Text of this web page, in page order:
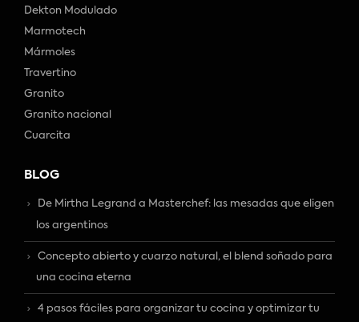
Dekton Modulado
Marmotech
Mármoles
Travertino
Granito
Granito nacional
Cuarcita
BLOG
De Mirtha Legrand a Masterchef: las mesadas que eligen
los argentinos
Concepto abierto y cuarzo natural, el blend soñado para
una cocina eterna
4 pasos fáciles para organizar tu cocina y optimizar tu